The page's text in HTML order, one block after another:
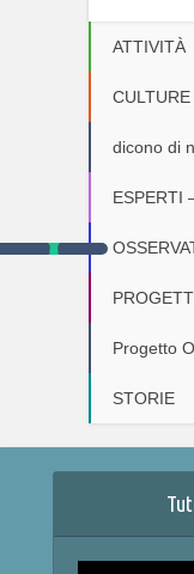
ATTIVITÀ
dicono di
ESPERTI
Progetto
STORIE